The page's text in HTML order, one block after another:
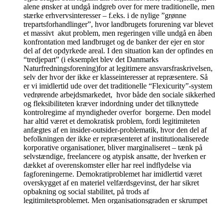
alene ønsker at undgå indgreb over for mere traditionelle, men
stærke erhvervsinteresser – f.eks. i de nylige ”grønne
trepartsforhandlinger”, hvor landbrugets forurening var blevet
et massivt akut problem, men regeringen ville undgå en åben
konfrontation med landbruget og de banker der ejer en stor
del af det opdyrkede areal. I den situation kan der opfindes en
“tredjepart” (i eksemplet blev det Danmarks
Naturfredningsforening)for at legitimere ansvarsfraskrivelsen,
selv der hvor der ikke er klasseinteresser at repræsentere. Så
er vi imidlertid ude over det traditionelle “Flexicurity”-system
vedrørende arbejdsmarkedet, hvor både den sociale sikkerhed
og fleksibiliteten kræver indordning under det tilknyttede
kontrolregime af myndigheder overfor borgerne. Den model
har altid været et demokratisk problem, fordi legitimiteten
anfægtes af en insider-outsider-problematik, hvor den del af
befolkningen der ikke er repræsenteret af institutionaliserede
korporative organisationer, bliver marginaliseret – tænk på
selvstændige, freelancere og atypisk ansatte, der hverken er
dækket af overenskomster eller har reel indflydelse via
fagforeningerne. Demokratiproblemet har imidlertid været
overskygget af en materiel velfærdsgevinst, der har sikret
opbakning og social stabilitet, på trods af
legitimitetsproblemet. Men organisationsgraden er skrumpet